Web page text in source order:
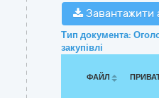
Завантажити
Тип документа:
закупівлі
ФАЙЛ